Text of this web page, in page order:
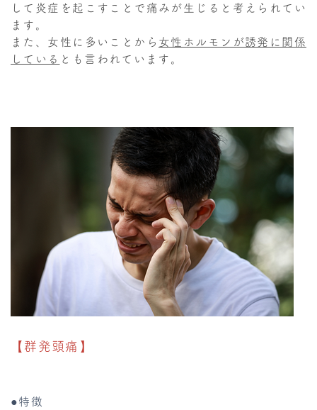
して炎症を起こすことで痛みが生じると考えられてい
ます。
また、女性に多いことから 女性ホルモンが誘発に関係
している とも言われています。
【群発頭痛】
●特徴